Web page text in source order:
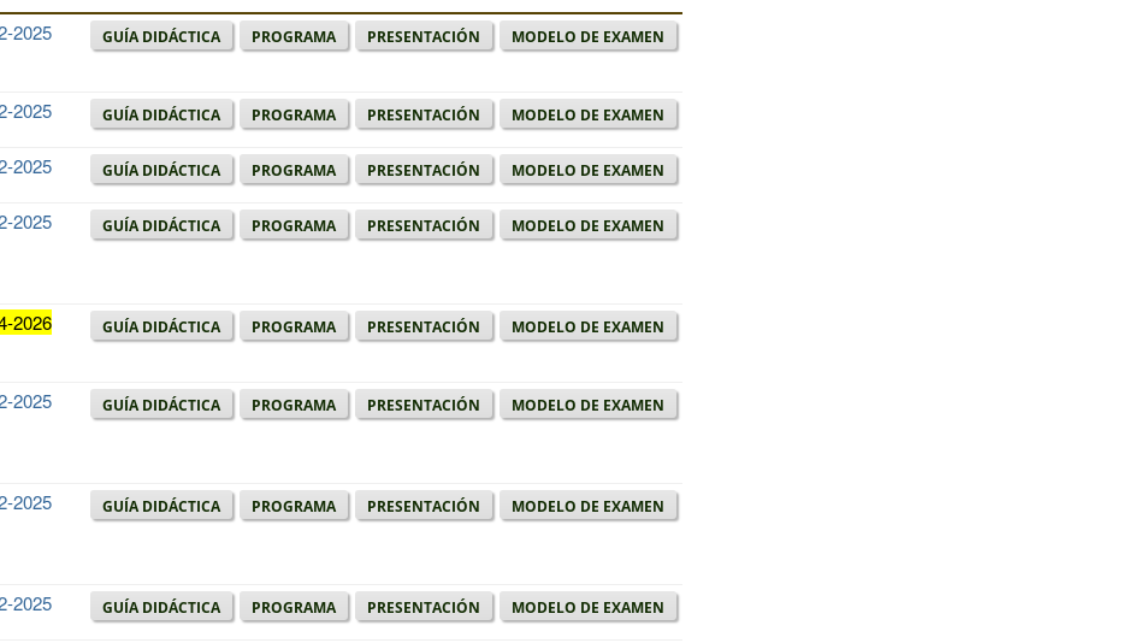
2025 Guía didáctica Programa Presentación Modelo de examen
2025 Guía didáctica Programa Presentación Modelo de examen
2025 Guía didáctica Programa Presentación Modelo de examen
2025 Guía didáctica Programa Presentación Modelo de examen
2026 Guía didáctica Programa Presentación Modelo de examen
2025 Guía didáctica Programa Presentación Modelo de examen
2025 Guía didáctica Programa Presentación Modelo de examen
2025 Guía didáctica Programa Presentación Modelo de examen